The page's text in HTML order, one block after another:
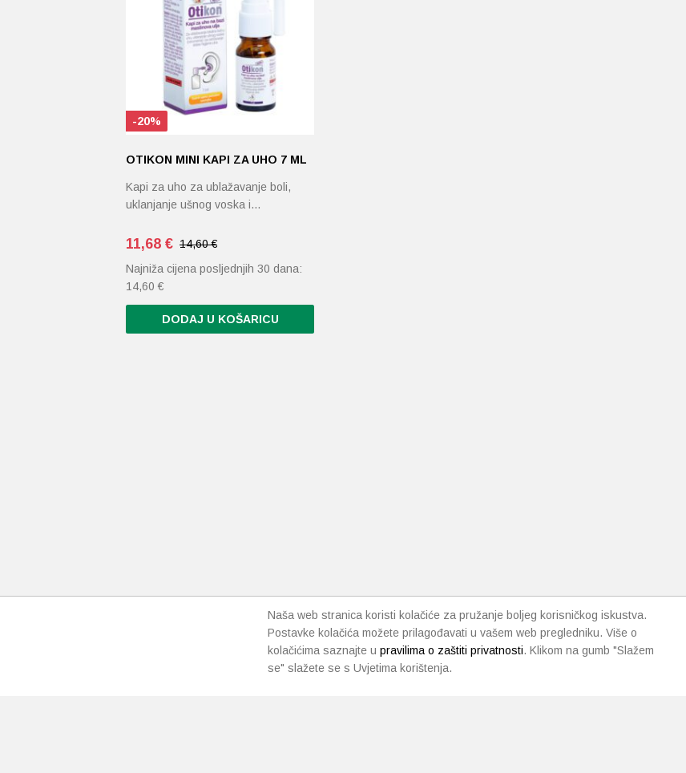
-20%
OTIKON MINI KAPI ZA UHO 7 ML
Kapi za uho za ublažavanje boli,
uklanjanje ušnog voska i…
11,68 € 14,60 €
Najniža cijena posljednjih 30 dana:
14,60 €
DODAJ U KOŠARICU
Naša web stranica koristi kolačiće za pružanje boljeg korisničkog iskustva.
Postavke kolačića možete prilagođavati u vašem web pregledniku. Više o
kolačićima saznajte u pravilima o zaštiti privatnosti. Klikom na gumb "Slažem
se" slažete se s Uvjetima korištenja.